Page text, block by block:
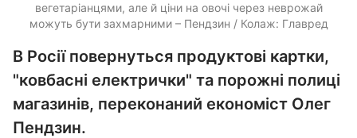
вегетаріанцями, але й ціни на овочі через неврожай
можуть бути захмарними – Пендзин / Колаж: Главред
В Росії повернуться продуктові картки,
"ковбасні електрички" та порожні полиці
магазинів, переконаний економіст Олег
Пендзин.